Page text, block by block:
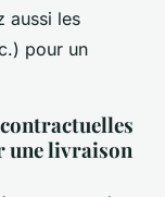
aussi les
pour un
une livraison